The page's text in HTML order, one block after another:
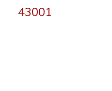
43001